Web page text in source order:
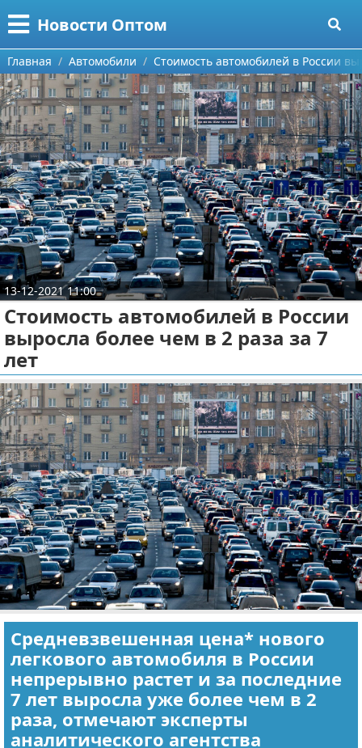
Новости Оптом
Меню
Главная
Категории
Информационные технологии
Автомобили
Знаменитости
Политика
Природа
Философия
Культура
Экономика
Разное
Поиск
О проекте
Контакты
Сотрудничество
Размещение рекламы
Для правообладателей
Условия предоставления информации
Отказ от ответственности
Главная Автомобили Стоимость автомобилей в России
13-12-2021 11:00
Стоимость автомобилей в России
выросла более чем в 2 раза за 7
лет
Средневзвешенная цена* нового
легкового автомобиля в России
непрерывно растет и за последние
7 лет выросла уже более чем в 2
раза, отмечают эксперты
аналитического агентства